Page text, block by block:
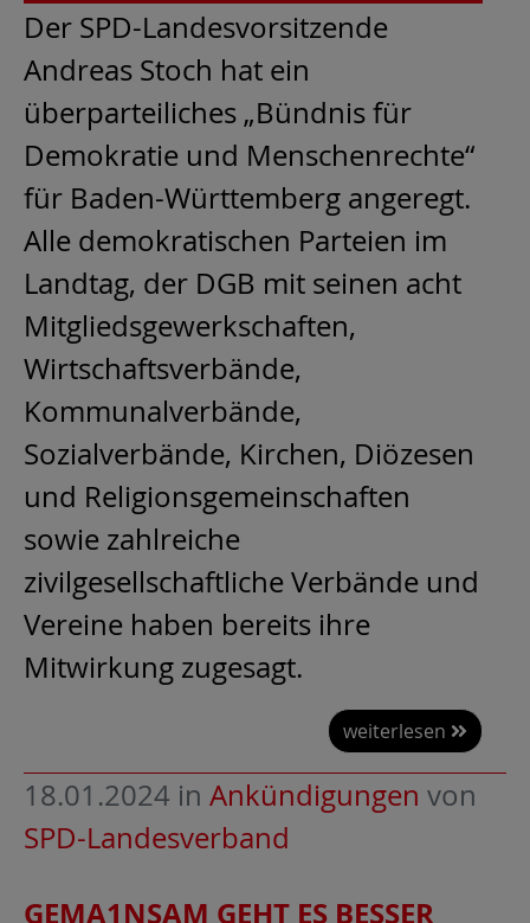
Der SPD-Landesvorsitzende
Andreas Stoch hat ein
überparteiliches „Bündnis für
Demokratie und Menschenrechte“
für Baden-Württemberg angeregt.
Alle demokratischen Parteien im
Landtag, der DGB mit seinen acht
Mitgliedsgewerkschaften,
Wirtschaftsverbände,
Kommunalverbände,
Sozialverbände, Kirchen, Diözesen
und Religionsgemeinschaften
sowie zahlreiche
zivilgesellschaftliche Verbände und
Vereine haben bereits ihre
Mitwirkung zugesagt.
weiterlesen
18.01.2024 in Ankündigungen von
SPD-Landesverband
GEMA1NSAM GEHT ES BESSER